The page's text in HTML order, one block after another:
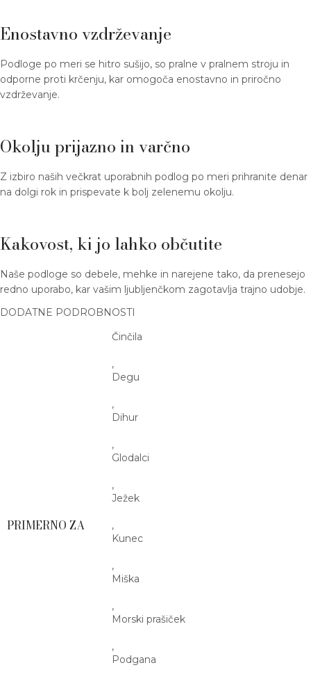
Enostavno vzdrževanje
Podloge po meri se hitro sušijo, so pralne v pralnem stroju in
odporne proti krčenju, kar omogoča enostavno in priročno
vzdrževanje.
Okolju prijazno in varčno
Z izbiro naših večkrat uporabnih podlog po meri prihranite denar
na dolgi rok in prispevate k bolj zelenemu okolju.
Kakovost, ki jo lahko občutite
Naše podloge so debele, mehke in narejene tako, da prenesejo
redno uporabo, kar vašim ljubljenčkom zagotavlja trajno udobje.
DODATNE PODROBNOSTI
PRIMERNO ZA
Činčila
,
Degu
,
Dihur
,
Glodalci
,
Ježek
,
Kunec
,
Miška
,
Morski prašiček
,
Podgana